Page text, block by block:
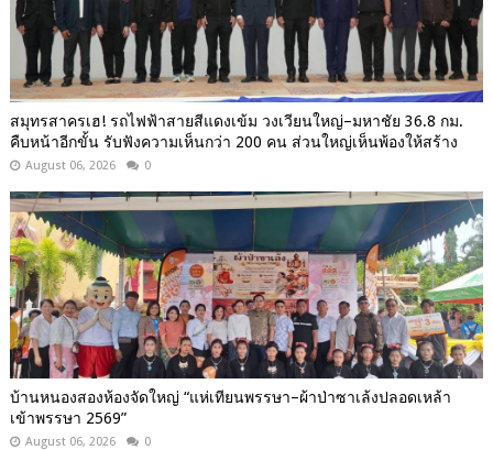
สมุทรสาครเฮ! รถไฟฟ้าสายสีแดงเข้ม วงเวียนใหญ่–มหาชัย 36.8 กม.
คืบหน้าอีกขั้น รับฟังความเห็นกว่า 200 คน ส่วนใหญ่เห็นพ้องให้สร้าง
August 06, 2026 0
บ้านหนองสองห้องจัดใหญ่ “แห่เทียนพรรษา–ผ้าป่าซาเล้งปลอดเหล้า
เข้าพรรษา 2569”
August 06, 2026 0